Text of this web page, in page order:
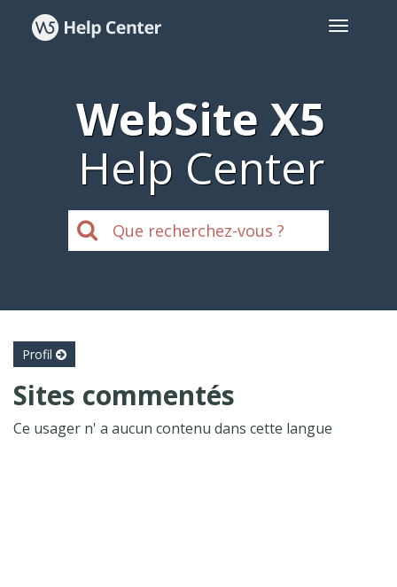
WebSite X5
Help Center
Profil
Sites commentés
Ce usager n' a aucun contenu dans cette langue